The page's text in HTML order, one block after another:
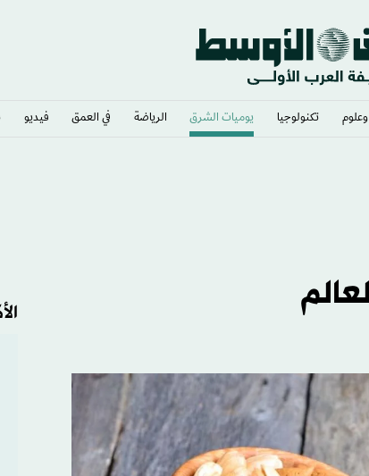
تكنولوجيا يوميات الشرق​ الرياضة في العمق فيديو